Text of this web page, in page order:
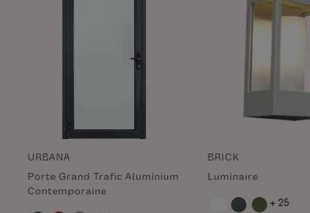
URBANA
Porte Grand Trafic Aluminium
Contemporaine
BRICK
Luminaire
+ 25